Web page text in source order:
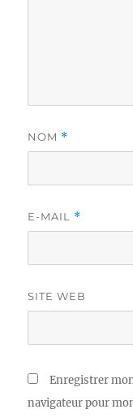
NOM *
E-MAIL *
SITE WEB
Enregistrer
navigateur pour